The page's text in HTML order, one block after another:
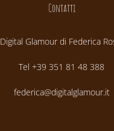
Contatti
Digital Glamour di Federica
Tel +39 351 81 48 388
federica@digitalglamour.it